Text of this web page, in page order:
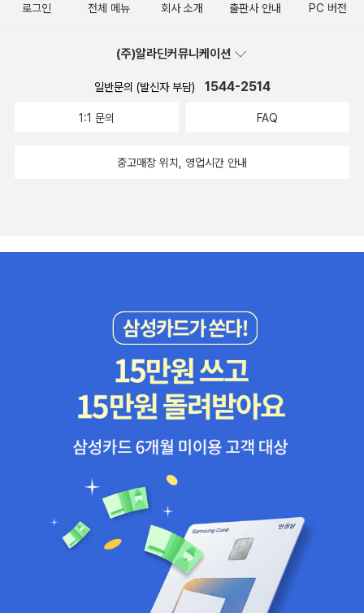
리고 그 뜨거운 차를 마시는 데최소 20분은 걸린다. 이 20분이 나에
Live - Poo서재지수 : 825점마이리뷰: 13편마이리스트: 0편마이페
방명록2022 7SMTWTFS 1234567891011121314151617181
9202122232425262728293031powered by aladin펼쳐보기 5
한 내용이 포함된 동화!ｌReview 댓글(0)Poo () l 2022-07-01 10:
데!그 선택을 받은 고양이 서꽁치의 좌충우돌 이야기!-장화 신은 고양
이, 쥐 둔갑 타령, 보물섬 살짝 나오고!이게 웬 떡이람! 새 발의 피! 식
림들은 보는 재미를 한껏 업업업!!! 시켜준다!-가제본 서평단을 구한
다는 게시물 일러스트가 귀여워서 반해버렸다.받자마자 안에 봤더니
컬러라서 또 한번 반했다...!!!가제본으로 3장 중반까지만 읽을 수 있
었다...아주 적절한 부분에 끊어 뒷부분이 완전.... 궁금하다...-인간에
게 자신의 어마무시한 능력을 들켜잡히고 만 서꽁치! 그 뒤엔 어떻게
됐을까?우리 천방지축 서꽁치!!! 부디 무사해야할텐데!!!-엄마 말 좀
들었으면... 제발 무슨 일 없길...읽는내내 조마조마... 엄마 말이 다 옳
아... 제발🔖 28쪽그때만큼은 정말 엄마가 미웠어.-🔖 85쪽'너를 밖
으로 내보내 주는 건 '빈집 쌀 파먹기'야.아, 이 말은 사람 말로 '식은
죽 먹기'란 말이지.'그건 고양이 속담으론 '죽은 쥐 먹기'였지만나는 물
론 입을 꾹 다물고 아무 말도 하지 않았지...
로그인 전체 메뉴 회사 소개 출판사 안내 PC 버전
(주)알라딘커뮤니케이션
일반문의 (발신자 부담) 1544-2514
1:1 문의 FAQ
중고매장 위치, 영업시간 안내